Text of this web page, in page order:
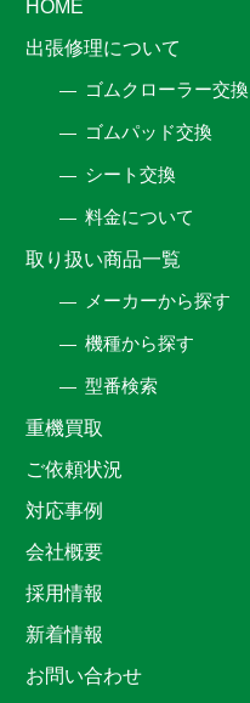
HOME
出張修理について
ゴムクローラー交換
ゴムパッド交換
シート交換
料金について
取り扱い商品一覧
メーカーから探す
機種から探す
型番検索
重機買取
ご依頼状況
対応事例
会社概要
採用情報
新着情報
お問い合わせ